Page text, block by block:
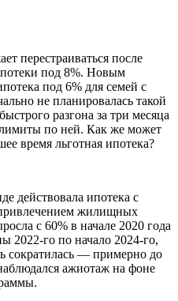
перестраиваться после
под 8%. Новым
под 6% для семей с
не планировалась такой
разгона за три месяца
по ней. Как же может
время льготная ипотека?
действовала ипотека с
жилищных
с 60% в начале 2020 года
2022-го по начало 2024-го,
сократилась — примерно до
ажиотаж на фоне